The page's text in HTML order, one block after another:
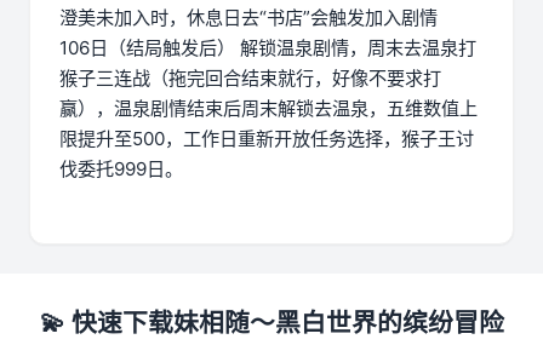
澄美未加入时，休息日去“书店”会触发加入剧情
106日（结局触发后） 解锁温泉剧情，周末去温泉打
猴子三连战（拖完回合结束就行，好像不要求打
赢），温泉剧情结束后周末解锁去温泉，五维数值上
限提升至500，工作日重新开放任务选择，猴子王讨
伐委托999日。
💫 快速下载妹相随～黑白世界的缤纷冒险